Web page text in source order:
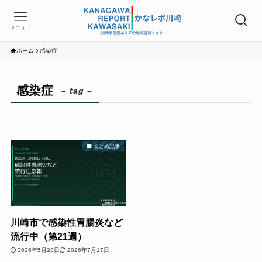
メニュー
ホーム 感染症
感染症 – tag –
まとめ記事
川崎市で感染性胃腸炎など
流行中（第21週）
2026年5月28日 2026年7月17日